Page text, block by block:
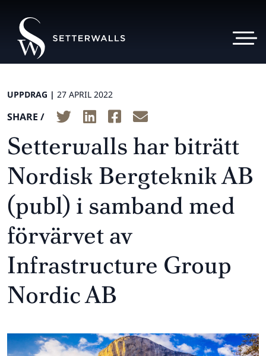
UPPDRAG | 27 APRIL 2022
SHARE /
Setterwalls har biträtt
Nordisk Bergteknik AB
(publ) i samband med
förvärvet av
Infrastructure Group
Nordic AB